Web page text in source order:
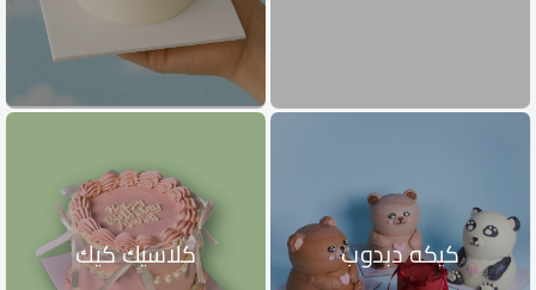
كيكه دبدوب كلاسيك كيك